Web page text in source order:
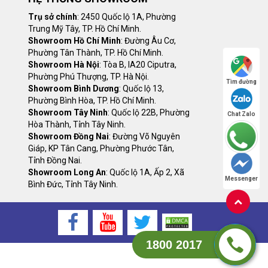
Trụ sở chính: 2450 Quốc lộ 1A, Phường
Trung Mỹ Tây, TP. Hồ Chí Minh.
Showroom Hồ Chí Minh: Đường Âu Cơ,
Phường Tân Thành, TP. Hồ Chí Minh.
Showroom Hà Nội: Tòa B, IA20 Ciputra,
Phường Phú Thượng, TP. Hà Nội.
Showroom Bình Dương: Quốc lộ 13,
Phường Bình Hòa, TP. Hồ Chí Minh.
Showroom Tây Ninh: Quốc lộ 22B, Phường
Hòa Thành, Tỉnh Tây Ninh.
Showroom Đồng Nai: Đường Võ Nguyên
Giáp, KP Tân Cang, Phường Phước Tân,
Tỉnh Đồng Nai.
Showroom Long An: Quốc lộ 1A, Ấp 2, Xã
Bình Đức, Tỉnh Tây Ninh.
1800 2017
Tìm đường
Chat Zalo
Messenger